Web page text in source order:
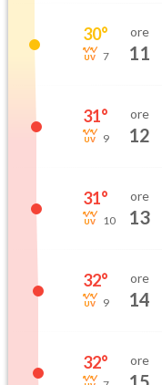
30°
7
ore
11
31°
9
ore
12
31°
10
ore
13
32°
9
ore
14
32° ore